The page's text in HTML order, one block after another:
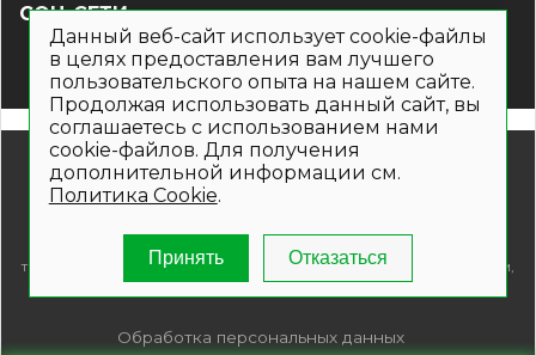
СОЦ СЕТИ
© 2019- 2026. Общество с ограниченной ответственностью
«Кронекс»
Информация на сайте носит рекламно-информационный
товаров и (или) услуг , пожалуйста, обращайтесь по телефонам,
указанным на сайте.
Обработка персональных данных
Данный веб-сайт использует cookie-файлы
в целях предоставления вам лучшего
пользовательского опыта на нашем сайте.
Продолжая использовать данный сайт, вы
соглашаетесь с использованием нами
cookie-файлов. Для получения
дополнительной информации см.
Политика Cookie.
Принять Отказаться